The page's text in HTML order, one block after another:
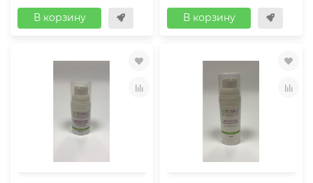
В корзину В корзину